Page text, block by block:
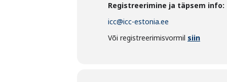
Registreerimine ja täpsem info:
icc@icc-estonia.ee
Või registreerimisvormil siin